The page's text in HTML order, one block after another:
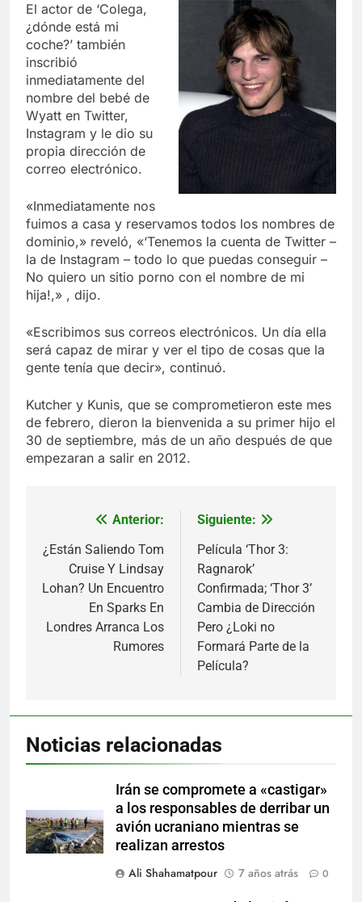
El actor de ‘Colega,
¿dónde está mi
coche?’ también
inscribió
inmediatamente del
nombre del bebé de
Wyatt en Twitter,
Instagram y le dio su
propia dirección de
correo electrónico.
«Inmediatamente nos
fuimos a casa y reservamos todos los nombres de
dominio,» reveló, «‘Tenemos la cuenta de Twitter –
la de Instagram – todo lo que puedas conseguir –
No quiero un sitio porno con el nombre de mi
hija!,» , dijo.
«Escribimos sus correos electrónicos. Un día ella
será capaz de mirar y ver el tipo de cosas que la
gente tenía que decir», continuó.
Kutcher y Kunis, que se comprometieron este mes
de febrero, dieron la bienvenida a su primer hijo el
30 de septiembre, más de un año después de que
empezaran a salir en 2012.
Navegación
de
entradas
Anterior:
¿Están Saliendo Tom
Cruise Y Lindsay
Lohan? Un Encuentro
En Sparks En
Londres Arranca Los
Rumores
Siguiente:
Película ‘Thor 3:
Ragnarok’
Confirmada; ‘Thor 3’
Cambia de Dirección
Pero ¿Loki no
Formará Parte de la
Película?
Noticias relacionadas
Irán se compromete a «castigar»
a los responsables de derribar un
avión ucraniano mientras se
realizan arrestos
Ali Shahamatpour
7 años atrás 0